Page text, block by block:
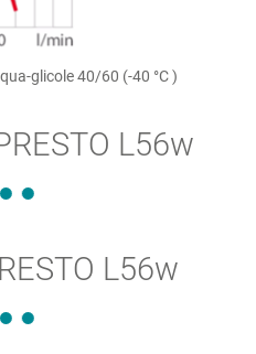
glicole 40/60 (-40 °C )
L56w
L56w